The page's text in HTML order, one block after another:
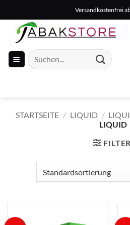
Inhalt
springen
Versandkostenfrei
Suche
nach:
STARTSEITE / LIQUID /
LIQUID
FILTER